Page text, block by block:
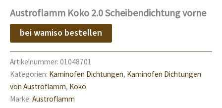
Austroflamm Koko 2.0 Scheibendichtung vorne
bei wamiso bestellen
Artikelnummer: 01048701
Kategorien: Kaminofen Dichtungen, Kaminofen Dichtungen
von Austroflamm, Koko
Marke: Austroflamm